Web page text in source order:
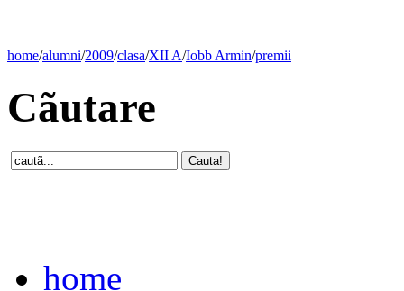
home/alumni/2009/clasa/XII A/Iobb Armin/premii
Cãutare
home